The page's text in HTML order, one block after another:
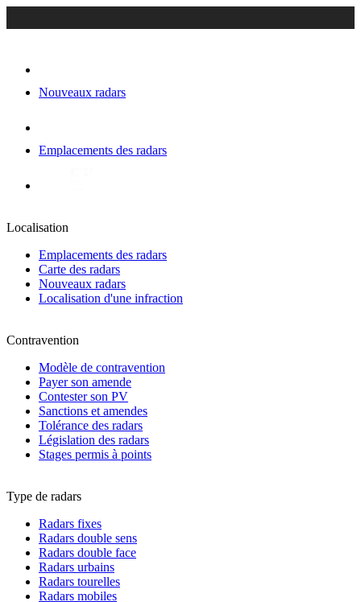
Nouveaux radars
Emplacements des radars
Localisation
Emplacements des radars
Carte des radars
Nouveaux radars
Localisation d'une infraction
Contravention
Modèle de contravention
Payer son amende
Contester son PV
Sanctions et amendes
Tolérance des radars
Législation des radars
Stages permis à points
Type de radars
Radars fixes
Radars double sens
Radars double face
Radars urbains
Radars tourelles
Radars mobiles